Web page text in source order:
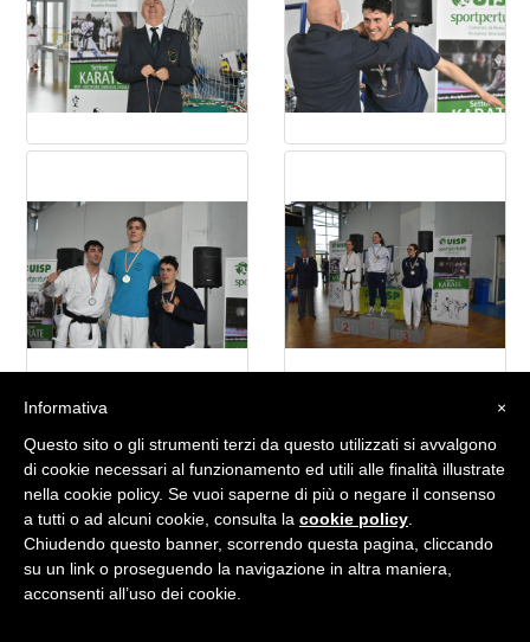
×
Informativa
Questo sito o gli strumenti terzi da questo utilizzati si avvalgono
di cookie necessari al funzionamento ed utili alle finalità illustrate
nella cookie policy. Se vuoi saperne di più o negare il consenso
a tutti o ad alcuni cookie, consulta la cookie policy
Chiudendo questo banner, scorrendo questa pagina, cliccando
su un link o proseguendo la navigazione in altra maniera,
acconsenti all’uso dei cookie.